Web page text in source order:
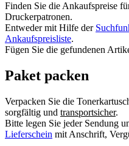
Finden Sie die Ankaufspreise
Druckerpatronen.
Entweder mit Hilfe der
Ankaufspreisliste.
Fügen Sie die gefundenen
Paket packen
Verpacken Sie die
sorgfältig und transportsicher.
Bitte legen Sie jeder Sendung
Lieferschein mit Anschrift,